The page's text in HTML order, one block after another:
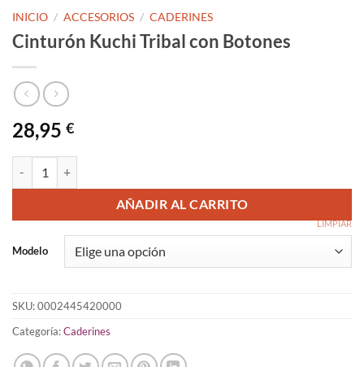
INICIO / ACCESORIOS / CADERINES
Cinturón Kuchi Tribal con Botones
28,95 €
AÑADIR AL CARRITO
Modelo
LIMPIAR
SKU:0002445420000
Categoría:Caderines